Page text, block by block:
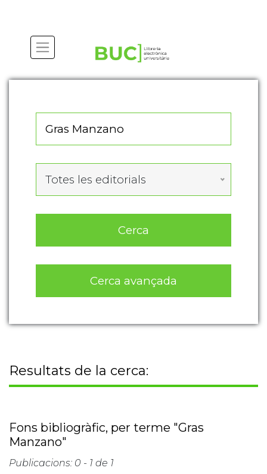
Totes les editorials
Cerca
Cerca avançada
Resultats de la cerca:
Fons bibliogràfic, per terme "Gras
Manzano"
Publicacions: 0 - 1 de 1